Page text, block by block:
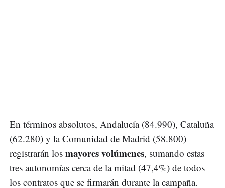
En términos absolutos, Andalucía (84.990), Cataluña
(62.280) y la Comunidad de Madrid (58.800)
registrarán los mayores volúmenes, sumando estas
tres autonomías cerca de la mitad (47,4%) de todos
los contratos que se firmarán durante la campaña.